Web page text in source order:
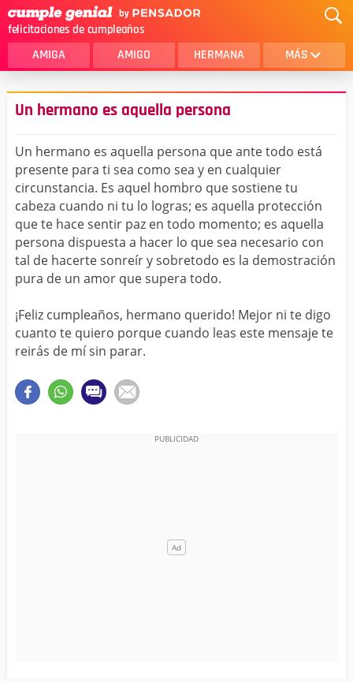
felicitaciones de cumpleaños
AMIGA AMIGO HERMANA MÁS
MAMA
AMOR
SOBRINA
HIJA
HERMANO
HIJO
NOVIA
ESPOSO
PAPA
HOMBRE
TIA
ALGUIEN ESPECIAL
PRIMO
TODAS LAS CATEGORÍAS
Un hermano es aquella persona
Un hermano es aquella persona que ante todo está
presente para ti sea como sea y en cualquier
circunstancia. Es aquel hombro que sostiene tu
cabeza cuando ni tu lo logras; es aquella protección
que te hace sentir paz en todo momento; es aquella
persona dispuesta a hacer lo que sea necesario con
tal de hacerte sonreír y sobretodo es la demostración
pura de un amor que supera todo.
¡Feliz cumpleaños, hermano querido! Mejor ni te digo
cuanto te quiero porque cuando leas este mensaje te
reirás de mí sin parar.